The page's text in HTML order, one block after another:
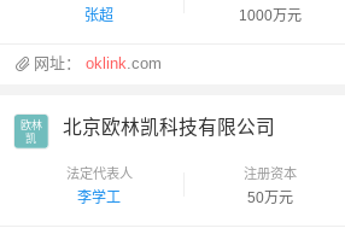
张超 1000万元
网址：oklink .com
欧林
凯
北京欧林凯科技有限公司
法定代表人
李学工
注册资本
50万元